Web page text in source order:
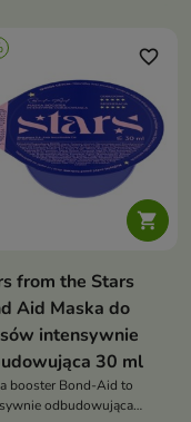

favorite_border
from the Stars
Aid Maska do
intensywnie
30 ml
booster Bond-Aid to
odbudowująca